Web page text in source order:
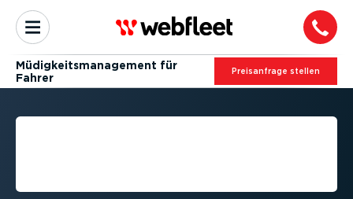
Müdig­keits­ma­nagement für
Fahrer
Preis­an­frage stellen
FLOTTEN­LEIT­FADEN ZUM